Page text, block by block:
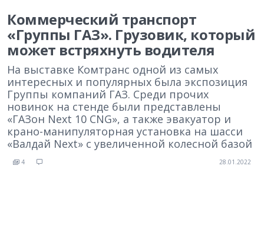
Коммерческий транспорт
«Группы ГАЗ». Грузовик, который
может встряхнуть водителя
На выставке Комтранс одной из самых
интересных и популярных была экспозиция
Группы компаний ГАЗ. Среди прочих
новинок на стенде были представлены
«ГАЗон Next 10 CNG», а также эвакуатор и
крано-манипуляторная установка на шасси
«Валдай Next» с увеличенной колесной базой
4 28.01.2022